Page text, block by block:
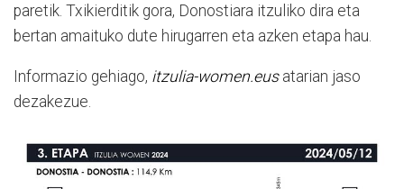
paretik. Txikierditik gora, Donostiara itzuliko dira eta
bertan amaituko dute hirugarren eta azken etapa hau.
Informazio gehiago, itzulia-women.eusatarian jaso
dezakezue.